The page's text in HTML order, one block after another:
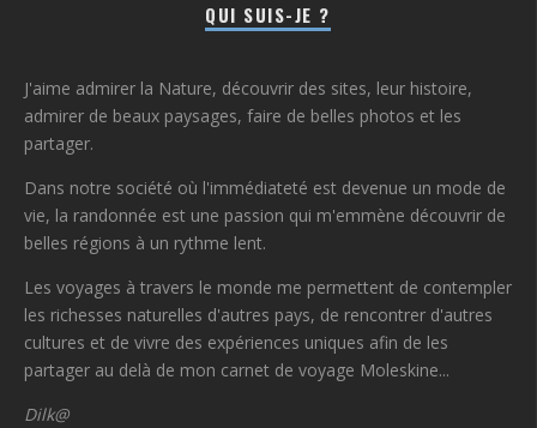
QUI SUIS-JE ?
J'aime admirer la Nature, découvrir des sites, leur histoire,
admirer de beaux paysages, faire de belles photos et les
partager.
Dans notre société où l'immédiateté est devenue un mode de
vie, la randonnée est une passion qui m'emmène découvrir de
belles régions à un rythme lent.
Les voyages à travers le monde me permettent de contempler
les richesses naturelles d'autres pays, de rencontrer d'autres
cultures et de vivre des expériences uniques afin de les
partager au delà de mon carnet de voyage Moleskine...
Dilk@